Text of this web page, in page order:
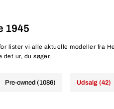
1945
lister vi alle aktuelle modeller fra
det ur, du søger.
Pre-owned (1086) Udsalg (42)